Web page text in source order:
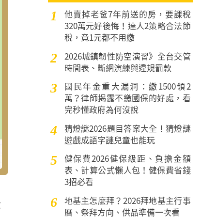
1
他賣掉老爸7年前送的房，要課稅
320萬元好後悔！達人2策略合法節
稅，竟1元都不用繳
2
2026城鎮韌性防空演習》全台交管
時間表、斷網演練與違規罰款
3
國民年金重大漏洞：繳1500領2
萬？律師揭露不繳國保的好處，看
完秒懂政府為何沒說
4
猜燈謎2026題目答案大全！猜燈謎
遊戲成語字謎兒童也能玩
5
健保費2026健保級距、負擔金額
表、計算公式懶人包！健保費省錢
3招必看
6
地基主怎麼拜？2026拜地基主行事
曆、祭拜方向、供品準備一次看